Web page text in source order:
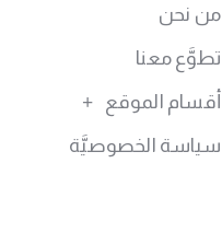
من نحن
تطوَّع معنا
أقسام الموقع
سياسة الخصوصيَّة